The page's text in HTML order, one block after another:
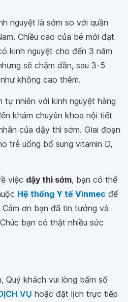
nguyệt là sớm so với quần
Chiều cao của bé mới đạt
kinh nguyệt cho đến 3 năm
sẽ chậm dần, sau 3-5
không cao thêm.
tự nhiên với kinh nguyệt hàng
khám chuyên khoa nội tiết
của dậy thì sớm. Giai đoạn
trẻ uống bổ sung vitamin D,
việc dậy thì sớm, bạn có thể
Hệ thống Y tế Vinmec để
ơn bạn đã tin tưởng và
bạn có thật nhiều sức
Quý khách vui lòng bấm số
VỤ hoặc đặt lịch trực tiếp